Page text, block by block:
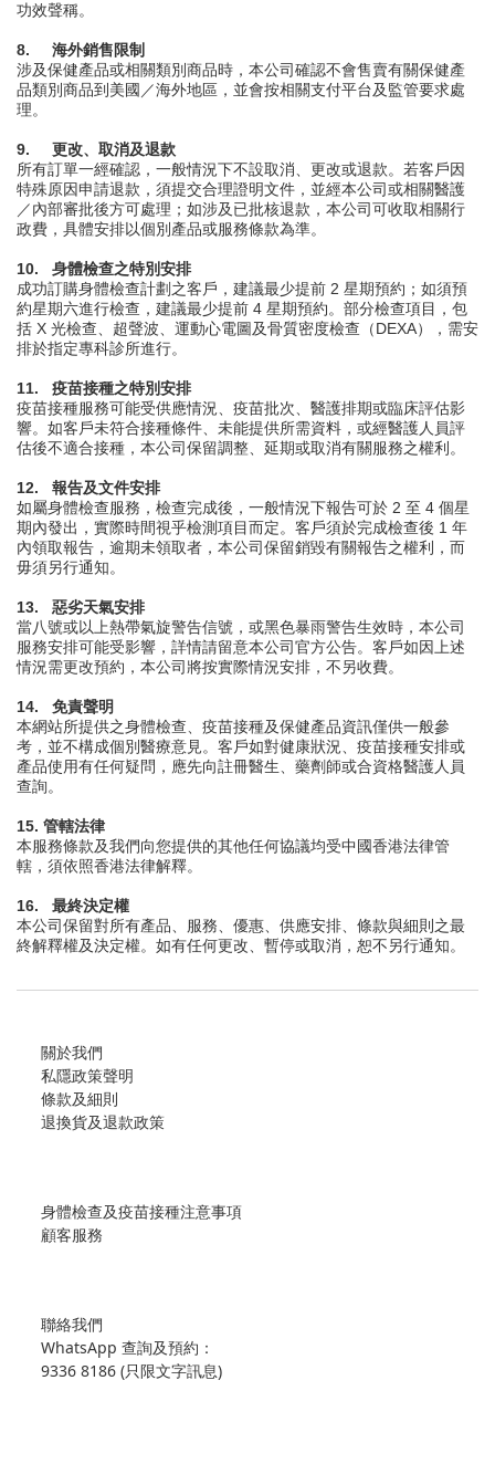
功效聲稱。
8.
海外銷售限制
涉及保健產品或相關類別商品時，本公司確認不會售賣有關保健產
品類別商品到美國／海外地區，並會按相關支付平台及監管要求處
理。
9.
更改、取消及退款
所有訂單一經確認，一般情況下不設取消、更改或退款。若客戶因
特殊原因申請退款，須提交合理證明文件，並經本公司或相關醫護
／內部審批後方可處理；如涉及已批核退款，本公司可收取相關行
政費，具體安排以個別產品或服務條款為準。
10.
身體檢查之特別安排
成功訂購身體檢查計劃之客戶，建議最少提前 2 星期預約；如須預
約星期六進行檢查，建議最少提前 4 星期預約。部分檢查項目，包
括 X 光檢查、超聲波、運動心電圖及骨質密度檢查（DEXA），需安
排於指定專科診所進行。
11.
疫苗接種之特別安排
疫苗接種服務可能受供應情況、疫苗批次、醫護排期或臨床評估影
響。如客戶未符合接種條件、未能提供所需資料，或經醫護人員評
估後不適合接種，本公司保留調整、延期或取消有關服務之權利。
12.
報告及文件安排
如屬身體檢查服務，檢查完成後，一般情況下報告可於 2 至 4 個星
期內發出，實際時間視乎檢測項目而定。客戶須於完成檢查後 1 年
內領取報告，逾期未領取者，本公司保留銷毀有關報告之權利，而
毋須另行通知。
13.
惡劣天氣安排
當八號或以上熱帶氣旋警告信號，或黑色暴雨警告生效時，本公司
服務安排可能受影響，詳情請留意本公司官方公告。客戶如因上述
情況需更改預約，本公司將按實際情況安排，不另收費。
14.
免責聲明
本網站所提供之身體檢查、疫苗接種及保健產品資訊僅供一般參
考，並不構成個別醫療意見。客戶如對健康狀況、疫苗接種安排或
產品使用有任何疑問，應先向註冊醫生、藥劑師或合資格醫護人員
查詢。
15. 管轄法律
本服務條款及我們向您提供的其他任何協議均受中國香港法律管
轄，須依照香港法律解釋。
16.
最終決定權
本公司保留對所有產品、服務、優惠、供應安排、條款與細則之最
終解釋權及決定權。如有任何更改、暫停或取消，恕不另行通知。
關於我們
私隱政策聲明
條款及細則
退換貨及退款政策
身體檢查及疫苗接種注意事項
顧客服務
聯絡我們
WhatsApp 查詢及預約：
9336 8186 (只限文字訊息)